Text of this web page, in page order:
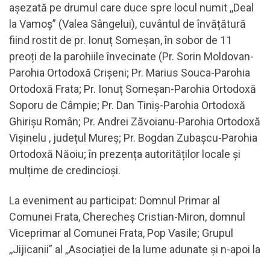
așezată pe drumul care duce spre locul numit ,,Deal
la Vamoș” (Valea Sângelui), cuvântul de învățătură
fiind rostit de pr. Ionuț Someșan, în sobor de 11
preoți de la parohiile învecinate (Pr. Sorin Moldovan-
Parohia Ortodoxă Crișeni; Pr. Marius Souca-Parohia
Ortodoxă Frata; Pr. Ionuț Someșan-Parohia Ortodoxă
Soporu de Câmpie; Pr. Dan Tiniș-Parohia Ortodoxă
Ghirișu Român; Pr. Andrei Zăvoianu-Parohia Ortodoxă
Vișinelu , județul Mureș; Pr. Bogdan Zubașcu-Parohia
Ortodoxă Năoiu; în prezența autorităților locale și
mulțime de credincioși.
La eveniment au participat: Domnul Primar al
Comunei Frata, Cherecheș Cristian-Miron, domnul
Viceprimar al Comunei Frata, Pop Vasile; Grupul
,,Jijicanii” al ,,Asociației de la lume adunate și n-apoi la